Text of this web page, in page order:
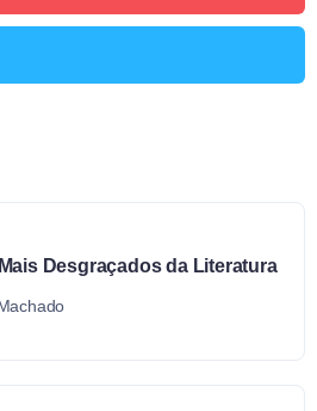
Desgraçados da Literatura